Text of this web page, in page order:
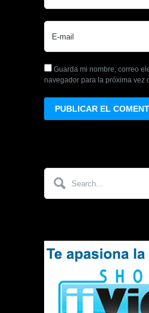
Guarda mi nombre, correo
navegador para la próxima vez